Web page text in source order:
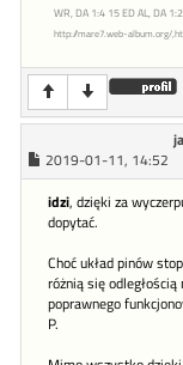
WR, DA 1:4 15 ED AL, DA
http://mare7.web-album.org/
2019-01-11, 14:52
idzi, dzięki za
dopytać.
Choć układ pinów
różnią się
poprawnego
P.